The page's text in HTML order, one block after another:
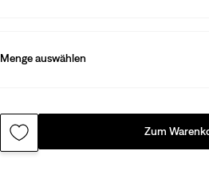
Menge auswählen
Zum